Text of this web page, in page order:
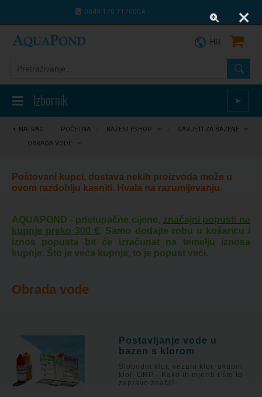
0049 170 7170004
Izbornik ►
HR
NATRAG POČETNA BAZENI ESHOP
SAVJETI ZA BAZENE
OBRADA VODE
Poštovani kupci, dostava nekih proizvoda može u
ovom razdoblju kasniti. Hvala na razumijevanju.
AQUAPOND - pristupačne cijene, značajni popusti na
kupnje preko 300 €. Samo dodajte robu u košaricu i
iznos popusta bit će izračunat na temelju iznosa
kupnje. Što je veća kupnja, to je popust veći.
Obrada vode
Postavljanje vode u
bazen s klorom
Slobodni klor, vezani klor, ukupni
klor, ORP - Kako ih mjeriti i što to
zapravo znači?